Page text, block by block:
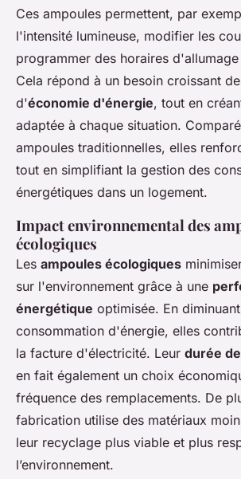
Ces ampoules permettent, par
l'intensité lumineuse, modifier les
programmer des horaires
Cela répond à un besoin croissant
d'économie d'énergie, tout en
adaptée à chaque situation.
ampoules traditionnelles, elles
tout en simplifiant la gestion des
énergétiques dans un logement.
Impact environnemental des
écologiques
Les ampoules écologiques
sur l'environnement grâce à une
énergétique optimisée. En
consommation d'énergie, elles
la facture d'électricité. Leur durée
en fait également un choix
fréquence des remplacements. De
fabrication utilise des matériaux
leur recyclage plus viable et plus
l’environnement.